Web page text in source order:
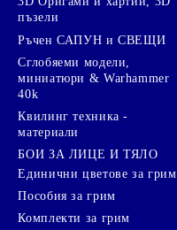
пъзели
Ръчен САПУН и СВЕЩИ
Сглобяеми модели,
миниатюри & Warhammer
40k
Квилинг техника -
материали
БОИ ЗА ЛИЦЕ И ТЯЛО
Единични цветове за грим
Пособия за грим
Комплекти за грим